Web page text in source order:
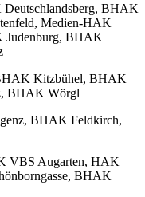
BHAK
Medien-HAK
Judenburg, BHAK
Kitzbühel, BHAK
BHAK Wörgl
BHAK Feldkirch,
VBS Augarten, HAK
BHAK